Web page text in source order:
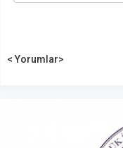
< Yorumlar>